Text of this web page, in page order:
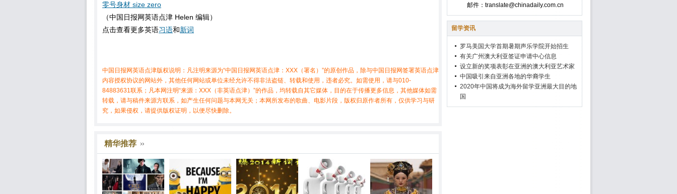
零号身材 size zero
（中国日报网英语点津 Helen 编辑）
点击查看更多英语习语和新词
中国日报网英语点津版权说明：凡注明来源为“中国日报网英语点津：XXX（署名）”的原创作品，除与中国日报网签署英语点津
内容授权协议的网站外，其他任何网站或单位未经允许不得非法盗链、转载和使用，违者必究。如需使用，请与010-
84883631联系；凡本网注明“来源：XXX（非英语点津）”的作品，均转载自其它媒体，目的在于传播更多信息，其他媒体如需
转载，请与稿件来源方联系，如产生任何问题与本网无关；本网所发布的歌曲、电影片段，版权归原作者所有，仅供学习与研
究，如果侵权，请提供版权证明，以便尽快删除。
精华推荐
邮件：translate@chinadaily.com.cn
留学资讯
罗马美国大学首期暑期声乐学院开始招生
有关广州澳大利亚签证申请中心信息
设立新的奖项表彰在亚洲的澳大利亚艺术家
中国吸引来自亚洲各地的华裔学生
2020年中国将成为海外留学亚洲最大目的地
国